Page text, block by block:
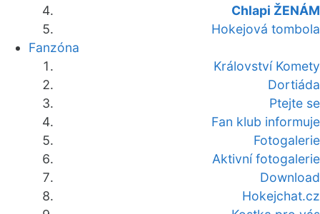
Chlapi ŽENÁM
Hokejová tombola
Fanzóna
Království Komety
Dortiáda
Ptejte se
Fan klub informuje
Fotogalerie
Aktivní fotogalerie
Download
Hokejchat.cz